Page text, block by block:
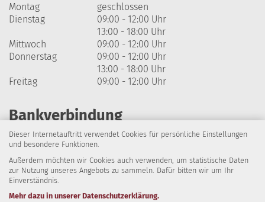
Dieser Internetauftritt verwendet Cookies für persönliche Einstellungen
und besondere Funktionen.
Außerdem möchten wir Cookies auch verwenden, um statistische Daten
zur Nutzung unseres Angebots zu sammeln. Dafür bitten wir um Ihr
Einverständnis.
Mehr dazu in unserer Datenschutzerklärung.
Montag
geschlossen
Dienstag
09:00 - 12:00 Uhr
13:00 - 18:00 Uhr
Mittwoch
09:00 - 12:00 Uhr
Donnerstag
09:00 - 12:00 Uhr
13:00 - 18:00 Uhr
Freitag
09:00 - 12:00 Uhr
Bankverbindung
Harzsparkasse
IBAN: DE64 8105 2000 0320 1838 07
BIC: NOLADE21HRZ